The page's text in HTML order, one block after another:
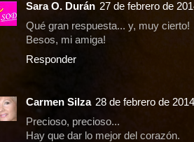
Sara O. Durán 27 de febrero de
Qué gran respuesta... y, muy cierto!
Besos, mi amiga!
Responder
Carmen Silza 28 de febrero de
Precioso, precioso...
Hay que dar lo mejor del corazón.